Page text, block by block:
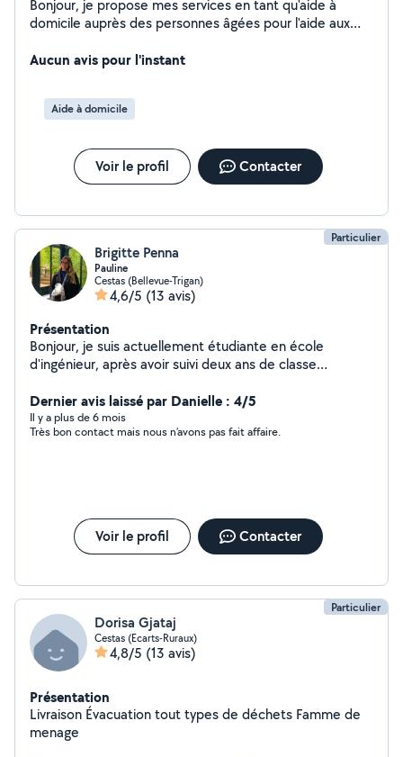
Bonjour, je propose mes services en tant qu'aide à
domicile auprès des personnes âgées pour l'aide aux
sérieuse, attentionnée, professionnelle. Je serai à votre
Aucun avis pour l'instant
Aide à domicile
Voir le profil Contacter
Particulier
Brigitte Penna
Pauline
Cestas (Bellevue-Trigan)
4,6/5 (13 avis)
Présentation
Bonjour, je suis actuellement étudiante en école
d'ingénieur, après avoir suivi deux ans de classe
recherche de petits boulots afin de financer mes
études je propose mes services dans plusieurs
domaines. Forte de deux années d'expérience dans le
aide aux enfants pour leurs devoirs. Finalement,
amoureuse des animaux, je suis disponible pour garder
Dernier avis laissé par Danielle : 4/5
Il y a plus de 6 mois
Très bon contact mais nous n’avons pas fait affaire.
Voir le profil Contacter
Particulier
Dorisa Gjataj
Cestas (Ecarts-Ruraux)
4,8/5 (13 avis)
Présentation
Livraison Évacuation tout types de déchets Famme de
menage